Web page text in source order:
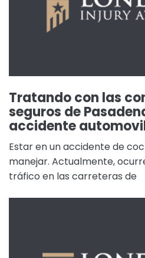
Tratando con las
seguros de
accidente
Estar en un accidente de
manejar. Actualmente,
tráfico en las carreteras de